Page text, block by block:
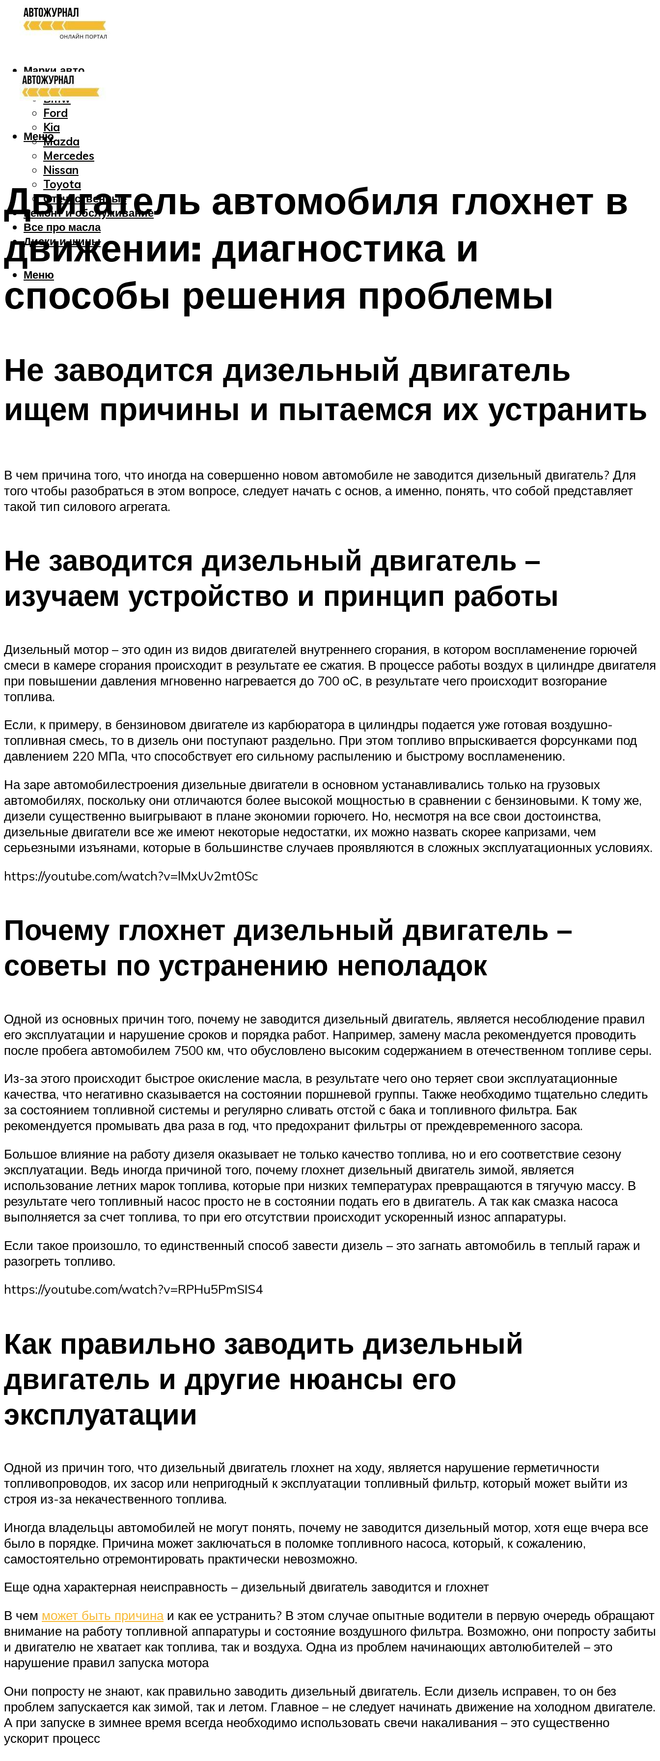
Марки авто
Audi
Bmw
Ford
Kia
Mazda
Mercedes
Nissan
Toyota
Отечественные
Ремонт и обслуживание
Все про масла
Диски и шины
Меню
Меню
Двигатель автомобиля глохнет в
движении: диагностика и
способы решения проблемы
Не заводится дизельный двигатель
ищем причины и пытаемся их устранить
В чем причина того, что иногда на совершенно новом автомобиле не заводится дизельный двигатель? Для
того чтобы разобраться в этом вопросе, следует начать с основ, а именно, понять, что собой представляет
такой тип силового агрегата.
Не заводится дизельный двигатель –
изучаем устройство и принцип работы
Дизельный мотор – это один из видов двигателей внутреннего сгорания, в котором воспламенение горючей
смеси в камере сгорания происходит в результате ее сжатия. В процессе работы воздух в цилиндре двигателя
при повышении давления мгновенно нагревается до 700 оС, в результате чего происходит возгорание
топлива.
Если, к примеру, в бензиновом двигателе из карбюратора в цилиндры подается уже готовая воздушно-
топливная смесь, то в дизель они поступают раздельно. При этом топливо впрыскивается форсунками под
давлением 220 МПа, что способствует его сильному распылению и быстрому воспламенению.
На заре автомобилестроения дизельные двигатели в основном устанавливались только на грузовых
автомобилях, поскольку они отличаются более высокой мощностью в сравнении с бензиновыми. К тому же,
дизели существенно выигрывают в плане экономии горючего. Но, несмотря на все свои достоинства,
дизельные двигатели все же имеют некоторые недостатки, их можно назвать скорее капризами, чем
серьезными изъянами, которые в большинстве случаев проявляются в сложных эксплуатационных условиях.
https://youtube.com/watch?v=lMxUv2mt0Sc
Почему глохнет дизельный двигатель –
советы по устранению неполадок
Одной из основных причин того, почему не заводится дизельный двигатель, является несоблюдение правил
его эксплуатации и нарушение сроков и порядка работ. Например, замену масла рекомендуется проводить
после пробега автомобилем 7500 км, что обусловлено высоким содержанием в отечественном топливе серы.
Из-за этого происходит быстрое окисление масла, в результате чего оно теряет свои эксплуатационные
качества, что негативно сказывается на состоянии поршневой группы. Также необходимо тщательно следить
за состоянием топливной системы и регулярно сливать отстой с бака и топливного фильтра. Бак
рекомендуется промывать два раза в год, что предохранит фильтры от преждевременного засора.
Большое влияние на работу дизеля оказывает не только качество топлива, но и его соответствие сезону
эксплуатации. Ведь иногда причиной того, почему глохнет дизельный двигатель зимой, является
использование летних марок топлива, которые при низких температурах превращаются в тягучую массу. В
результате чего топливный насос просто не в состоянии подать его в двигатель. А так как смазка насоса
выполняется за счет топлива, то при его отсутствии происходит ускоренный износ аппаратуры.
Если такое произошло, то единственный способ завести дизель – это загнать автомобиль в теплый гараж и
разогреть топливо.
https://youtube.com/watch?v=RPHu5PmSIS4
Как правильно заводить дизельный
двигатель и другие нюансы его
эксплуатации
Одной из причин того, что дизельный двигатель глохнет на ходу, является нарушение герметичности
топливопроводов, их засор или непригодный к эксплуатации топливный фильтр, который может выйти из
строя из-за некачественного топлива.
Иногда владельцы автомобилей не могут понять, почему не заводится дизельный мотор, хотя еще вчера все
было в порядке. Причина может заключаться в поломке топливного насоса, который, к сожалению,
самостоятельно отремонтировать практически невозможно.
Еще одна характерная неисправность – дизельный двигатель заводится и глохнет
В чем может быть причинаи как ее устранить? В этом случае опытные водители в первую очередь обращают
внимание на работу топливной аппаратуры и состояние воздушного фильтра. Возможно, они попросту забиты
и двигателю не хватает как топлива, так и воздуха. Одна из проблем начинающих автолюбителей – это
нарушение правил запуска мотора
Они попросту не знают, как правильно заводить дизельный двигатель. Если дизель исправен, то он без
проблем запускается как зимой, так и летом. Главное – не следует начинать движение на холодном двигателе.
А при запуске в зимнее время всегда необходимо использовать свечи накаливания – это существенно
ускорит процесс